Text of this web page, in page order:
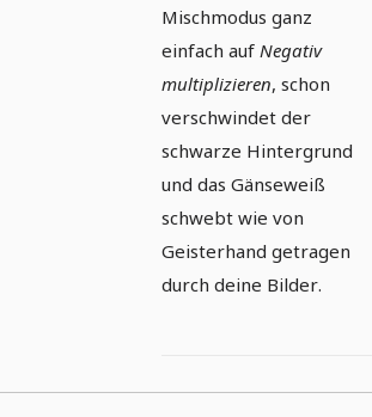
Mischmodus ganz
einfach auf Negativ
multiplizieren, schon
verschwindet der
schwarze Hintergrund
und das Gänseweiß
schwebt wie von
Geisterhand getragen
durch deine Bilder.